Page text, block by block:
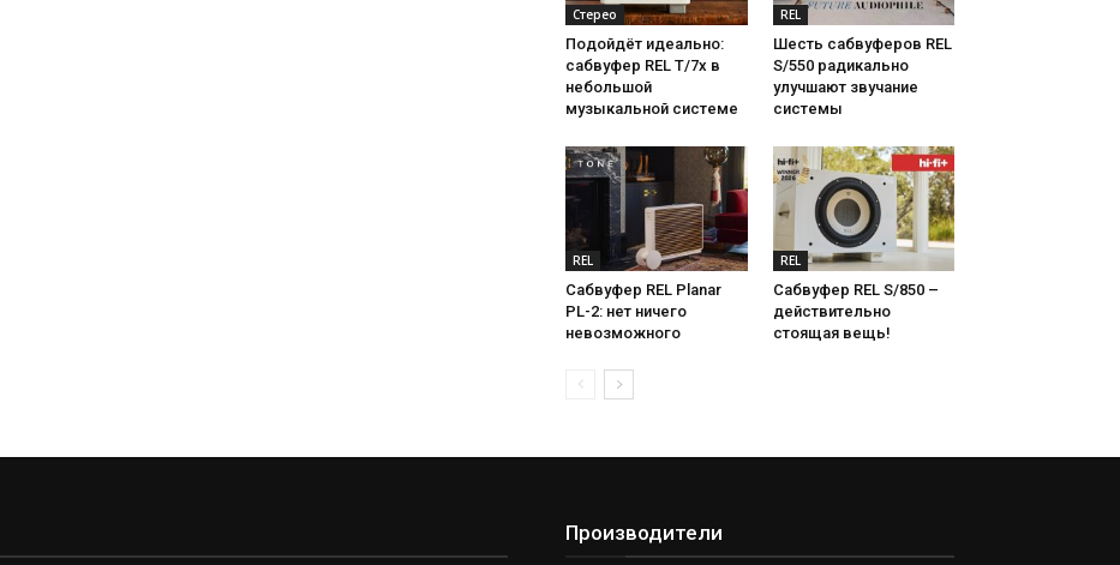
Стерео
Подойдёт идеально:
сабвуфер REL T/7x в
небольшой
музыкальной системе
REL
Шесть сабвуферов REL
S/550 радикально
улучшают звучание
системы
REL
Сабвуфер REL Planar
PL-2: нет ничего
невозможного
REL
Сабвуфер REL S/850 –
действительно
стоящая вещь!
Производители